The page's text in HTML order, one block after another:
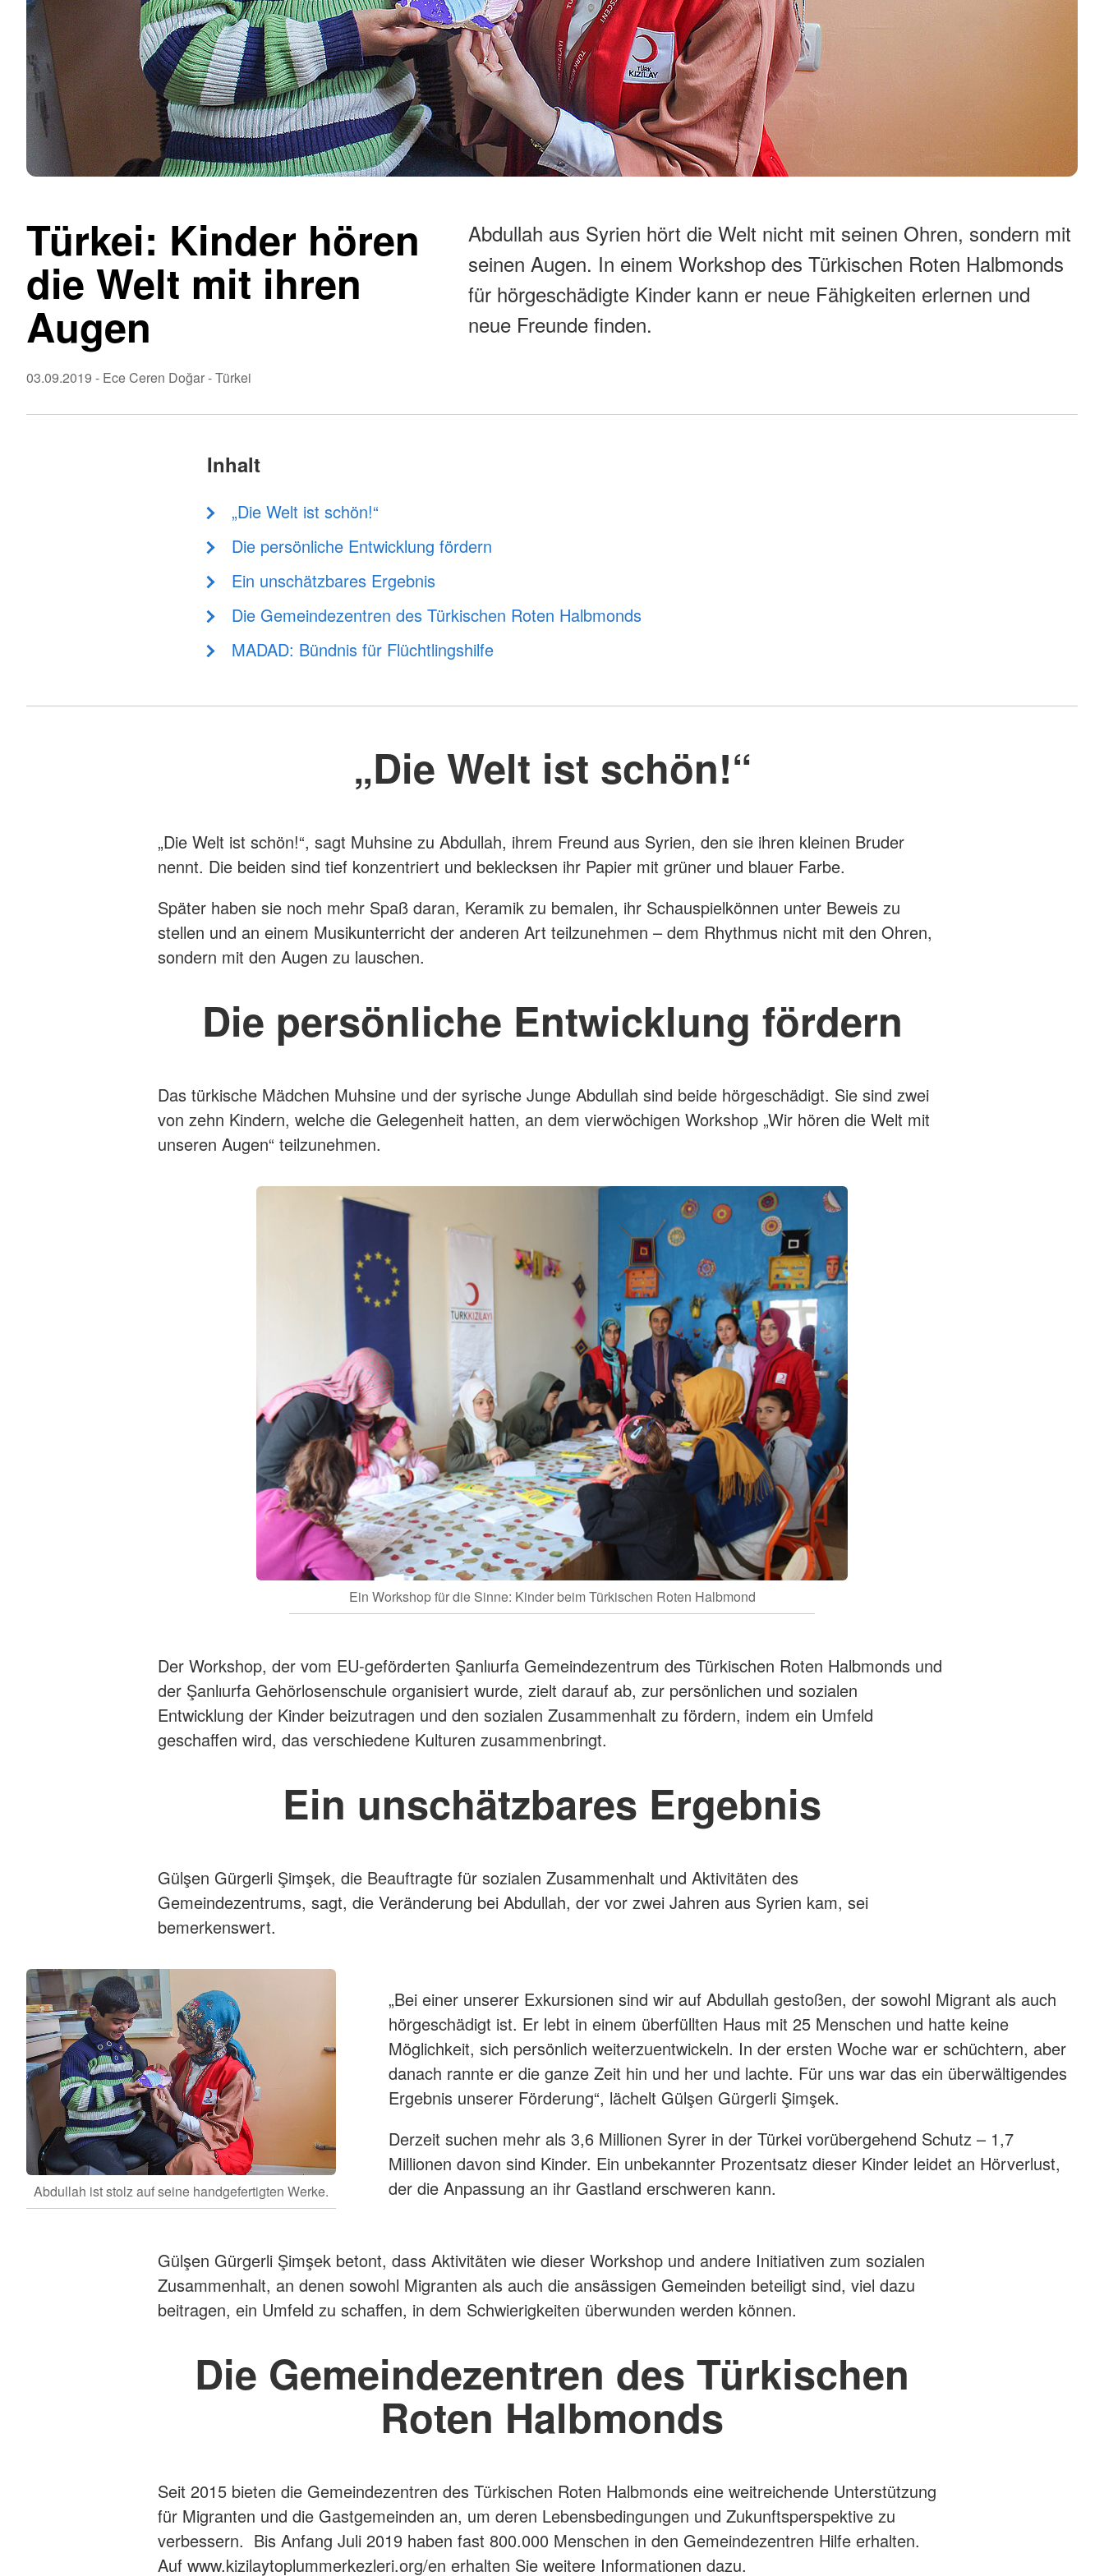
Türkei: Kinder hören
die Welt mit ihren
Augen
03.09.2019 - Ece Ceren Doğar- Türkei
Abdullah aus Syrien hört die Welt nicht mit seinen Ohren, sondern mit
seinen Augen. In einem Workshop des Türkischen Roten Halbmonds
für hörgeschädigte Kinder kann er neue Fähigkeiten erlernen und
neue Freunde finden.
Inhalt
„Die Welt ist schön!“
Die persönliche Entwicklung fördern
Ein unschätzbares Ergebnis
Die Gemeindezentren des Türkischen Roten Halbmonds
MADAD: Bündnis für Flüchtlingshilfe
„Die Welt ist schön!“
„Die Welt ist schön!“, sagt Muhsine zu Abdullah, ihrem Freund aus Syrien, den sie ihren kleinen Bruder
nennt. Die beiden sind tief konzentriert und beklecksen ihr Papier mit grüner und blauer Farbe.
Später haben sie noch mehr Spaß daran, Keramik zu bemalen, ihr Schauspielkönnen unter Beweis zu
stellen und an einem Musikunterricht der anderen Art teilzunehmen – dem Rhythmus nicht mit den Ohren,
sondern mit den Augen zu lauschen.
Ein Workshop für die Sinne: Kinder beim Türkischen Roten Halbmond
Die persönliche Entwicklung fördern
Das türkische Mädchen Muhsine und der syrische Junge Abdullah sind beide hörgeschädigt. Sie sind zwei
von zehn Kindern, welche die Gelegenheit hatten, an dem vierwöchigen Workshop „Wir hören die Welt mit
unseren Augen“ teilzunehmen.
Der Workshop, der vom EU-geförderten Şanlıurfa Gemeindezentrum des Türkischen Roten Halbmonds und
der Şanlıurfa Gehörlosenschule organisiert wurde, zielt darauf ab, zur persönlichen und sozialen
Entwicklung der Kinder beizutragen und den sozialen Zusammenhalt zu fördern, indem ein Umfeld
geschaffen wird, das verschiedene Kulturen zusammenbringt.
Ein unschätzbares Ergebnis
Gülşen Gürgerli Şimşek, die Beauftragte für sozialen Zusammenhalt und Aktivitäten des
Gemeindezentrums, sagt, die Veränderung bei Abdullah, der vor zwei Jahren aus Syrien kam, sei
bemerkenswert.
Abdullah ist stolz auf seine handgefertigten Werke.
„Bei einer unserer Exkursionen sind wir auf Abdullah gestoßen, der sowohl Migrant als auch
hörgeschädigt ist. Er lebt in einem überfüllten Haus mit 25 Menschen und hatte keine
Möglichkeit, sich persönlich weiterzuentwickeln. In der ersten Woche war er schüchtern, aber
danach rannte er die ganze Zeit hin und her und lachte. Für uns war das ein überwältigendes
Ergebnis unserer Förderung“, lächelt Gülşen Gürgerli Şimşek.
Derzeit suchen mehr als 3,6 Millionen Syrer in der Türkei vorübergehend Schutz – 1,7
Millionen davon sind Kinder. Ein unbekannter Prozentsatz dieser Kinder leidet an Hörverlust,
der die Anpassung an ihr Gastland erschweren kann.
Gülşen Gürgerli Şimşek betont, dass Aktivitäten wie dieser Workshop und andere Initiativen zum sozialen
Zusammenhalt, an denen sowohl Migranten als auch die ansässigen Gemeinden beteiligt sind, viel dazu
beitragen, ein Umfeld zu schaffen, in dem Schwierigkeiten überwunden werden können.
Die Gemeindezentren des Türkischen
Roten Halbmonds
Seit 2015 bieten die Gemeindezentren des Türkischen Roten Halbmonds eine weitreichende Unterstützung
für Migranten und die Gastgemeinden an, um deren Lebensbedingungen und Zukunftsperspektive zu
verbessern. Bis Anfang Juli 2019 haben fast 800.000 Menschen in den Gemeindezentren Hilfe erhalten.
Auf www.kizilaytoplummerkezleri.org/en erhalten Sie weitere Informationen dazu.